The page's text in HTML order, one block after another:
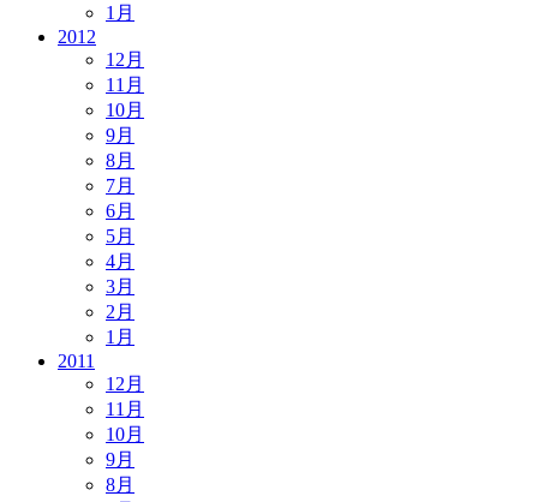
1月
2012
12月
11月
10月
9月
8月
7月
6月
5月
4月
3月
2月
1月
2011
12月
11月
10月
9月
8月